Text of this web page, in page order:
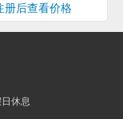
册后查看价格
休息